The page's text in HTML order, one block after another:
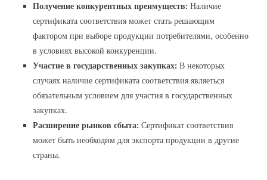
Получение конкурентных преимуществ: Наличие
сертификата соответствия может стать решающим
фактором при выборе продукции потребителями, особенно
в условиях высокой конкуренции.
Участие в государственных закупках: В некоторых
случаях наличие сертификата соответствия являеться
обязательным условием для участия в государственных
закупках.
Расширение рынков сбыта: Сертификат соответствия
может быть необходим для экспорта продукции в другие
страны.